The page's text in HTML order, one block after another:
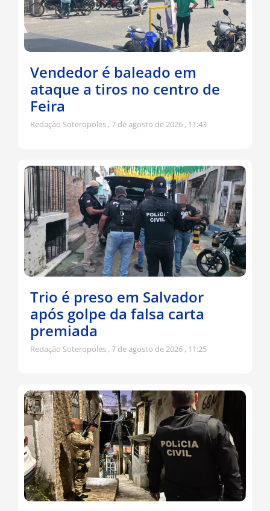
Vendedor é baleado em
ataque a tiros no centro de
Feira
Redação Soteropoles 7 de agosto de 2026 11:43
Trio é preso em Salvador
após golpe da falsa carta
premiada
Redação Soteropoles 7 de agosto de 2026 11:25